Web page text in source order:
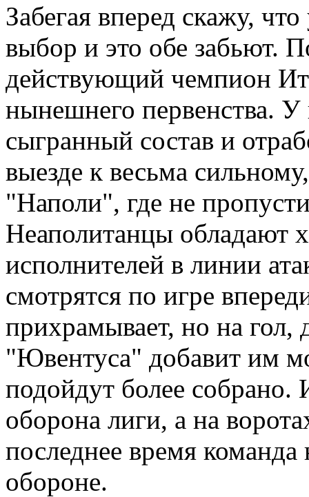
Забегая вперед скажу,
выбор и это обе забьют.
действующий чемпион
нынешнего первенства.
сыгранный состав и
выезде к весьма
"Наполи", где не
Неаполитанцы обладают
исполнителей в линии
смотрятся по игре
прихрамывает, но на
"Ювентуса" добавит им
подойдут более
оборона лиги, а на
последнее время команда
обороне.